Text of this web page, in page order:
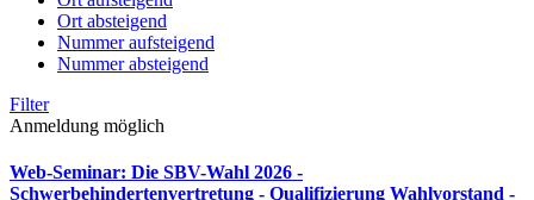
Ort absteigend
Nummer aufsteigend
Nummer absteigend
Filter
Anmeldung möglich
Web-Seminar: Die SBV-Wahl 2026 -
Schwerbehindertenvertretung - Qualifizierung Wahlvorstand -